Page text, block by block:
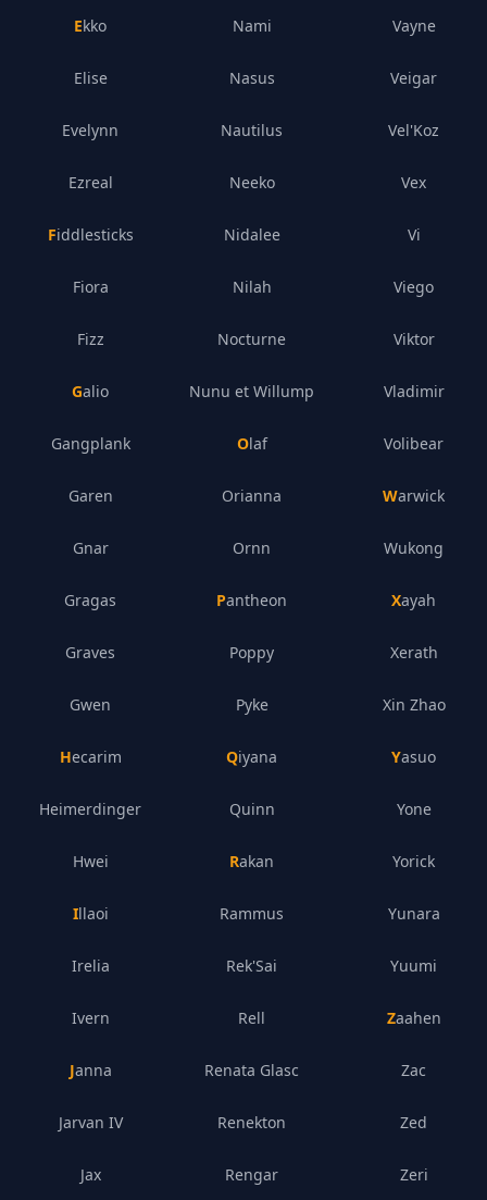
Ekko
Elise
Evelynn
Ezreal
Fiddlesticks
Fiora
Fizz
Galio
Gangplank
Garen
Gnar
Gragas
Graves
Gwen
Hecarim
Heimerdinger
Hwei
Illaoi
Irelia
Ivern
Janna
Jarvan IV
Jax
Nami
Nasus
Nautilus
Neeko
Nidalee
Nilah
Nocturne
Nunu et Willump
Olaf
Orianna
Ornn
Pantheon
Poppy
Pyke
Qiyana
Quinn
Rakan
Rammus
Rek'Sai
Rell
Renata Glasc
Renekton
Rengar
Vayne
Veigar
Vel'Koz
Vex
Vi
Viego
Viktor
Vladimir
Volibear
Warwick
Wukong
Xayah
Xerath
Xin Zhao
Yasuo
Yone
Yorick
Yunara
Yuumi
Zaahen
Zac
Zed
Zeri